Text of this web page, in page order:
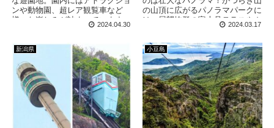
ンや動物園、超レア観覧車など
様々な楽しみが詰まっています。
今回は大人ひとりで訪問となって
るでしょうか？
2024.04.30
の山頂に広がるパノラマパークに
は、展望抜群の富士見テラスやカ
フェ、足湯などが並んでいます。
2024.03.17
新潟県 小豆島